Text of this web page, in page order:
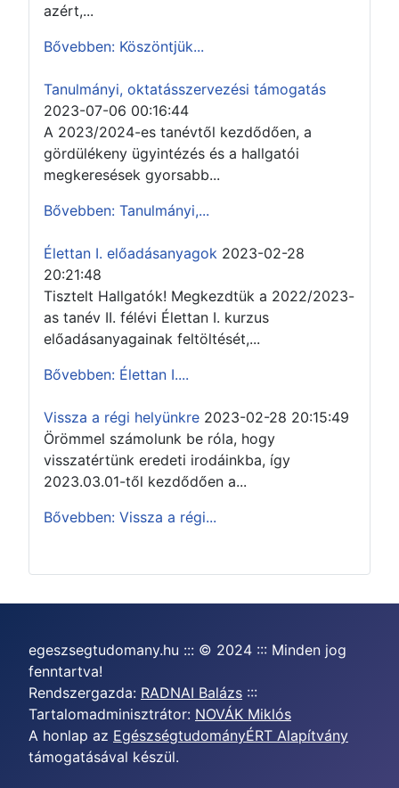
azért,...
Bővebben: Köszöntjük...
Tanulmányi, oktatásszervezési támogatás
2023-07-06 00:16:44
A 2023/2024-es tanévtől kezdődően, a
gördülékeny ügyintézés és a hallgatói
megkeresések gyorsabb...
Bővebben: Tanulmányi,...
Élettan I. előadásanyagok 2023-02-28
20:21:48
Tisztelt Hallgatók! Megkezdtük a 2022/2023-
as tanév II. félévi Élettan I. kurzus
előadásanyagainak feltöltését,...
Bővebben: Élettan I....
Vissza a régi helyünkre 2023-02-28 20:15:49
Örömmel számolunk be róla, hogy
visszatértünk eredeti irodáinkba, így
2023.03.01-től kezdődően a...
Bővebben: Vissza a régi...
egeszsegtudomany.hu ::: © 2024 ::: Minden jog
fenntartva!
Rendszergazda: RADNAI Balázs :::
Tartalomadminisztrátor: NOVÁK Miklós
A honlap az EgészségtudományÉRT Alapítvány
támogatásával készül.